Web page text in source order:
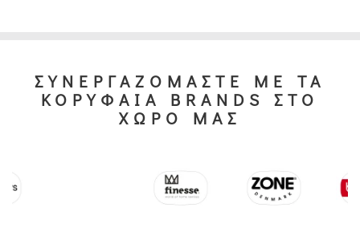
ΣΥΝΕΡΓΑΖΟΜΑΣΤΕ ΜΕ ΤΑ
ΚΟΡΥΦΑΙΑ BRANDS ΣΤΟ
ΧΩΡΟ ΜΑΣ